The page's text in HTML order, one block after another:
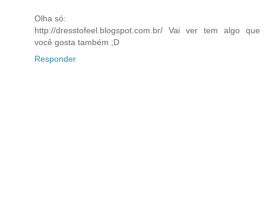
Olha só:
http://dresstofeel.blogspot.com.br/ Vai ver tem algo que
você gosta também ;D
Responder